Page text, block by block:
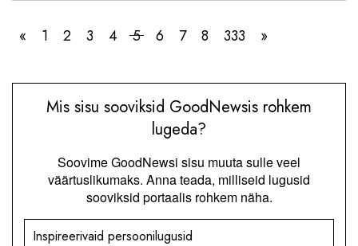
« 1 2 3 4 5 6 7 8 333 »
Mis sisu sooviksid GoodNewsis rohkem
lugeda?
Soovime GoodNewsi sisu muuta sulle veel
väärtuslikumaks. Anna teada, milliseid lugusid
sooviksid portaalis rohkem näha.
Inspireerivaid persoonilugusid